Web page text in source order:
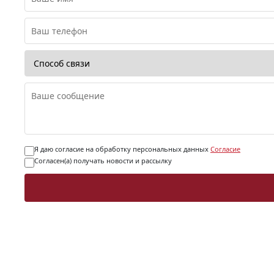
Я даю согласие на обработку персональных данных Согласие
Согласен(а) получать новости и рассылку